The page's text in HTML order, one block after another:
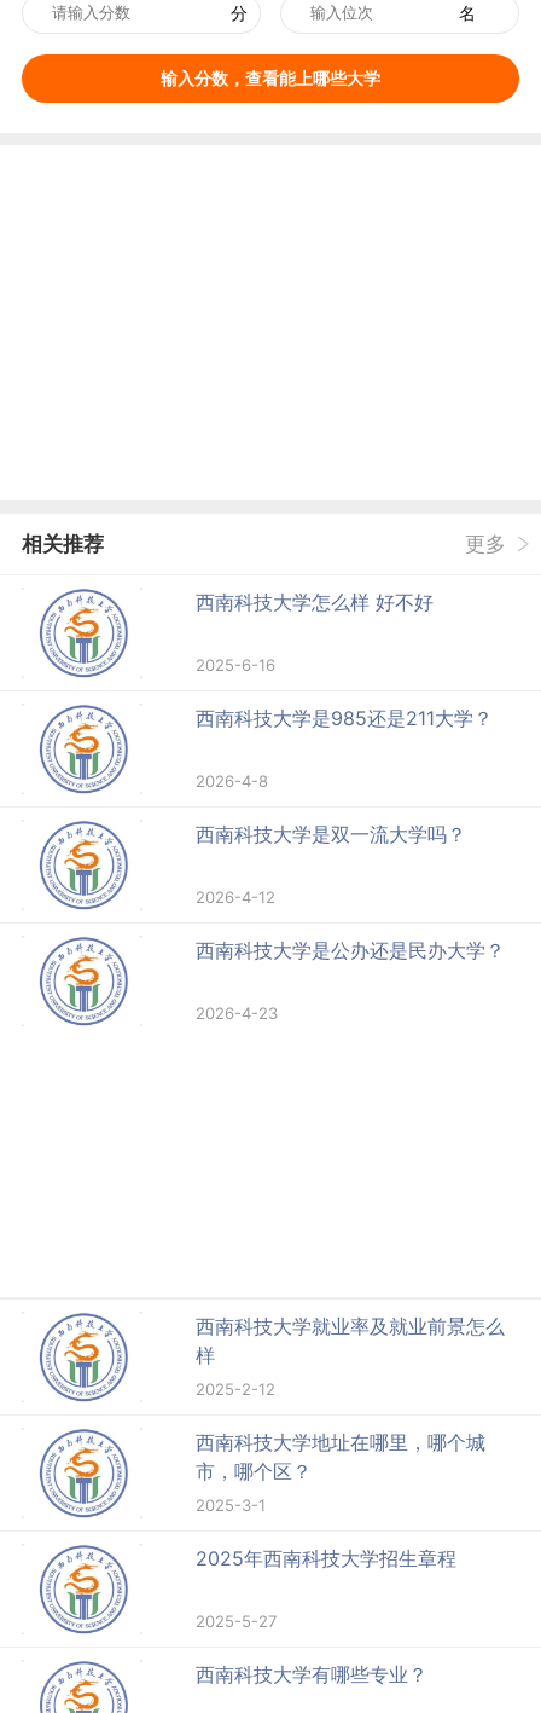
分 名
输入分数，查看能上哪些大学
相关推荐 更多
西南科技大学怎么样 好不好
2025-6-16
西南科技大学是985还是211大学？
2026-4-8
西南科技大学是双一流大学吗？
2026-4-12
西南科技大学是公办还是民办大学？
2026-4-23
西南科技大学就业率及就业前景怎么
样
2025-2-12
西南科技大学地址在哪里，哪个城
市，哪个区？
2025-3-1
2025年西南科技大学招生章程
2025-5-27
西南科技大学有哪些专业？